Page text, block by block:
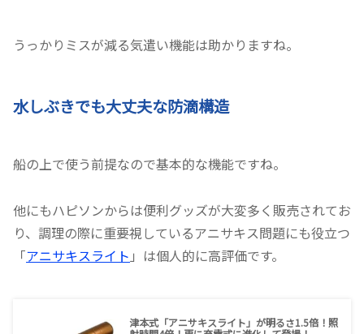
うっかりミスが減る気遣い機能は助かりますね。
水しぶきでも大丈夫な防滴構造
船の上で使う前提なので基本的な機能ですね。
他にもハピソンからは便利グッズが大変多く販売されてお
り、調理の際に重要視しているアニサキス問題にも役立つ
「アニサキスライト 」は個人的に高評価です。
津本式「アニサキスライト」が明るさ1.5倍！照